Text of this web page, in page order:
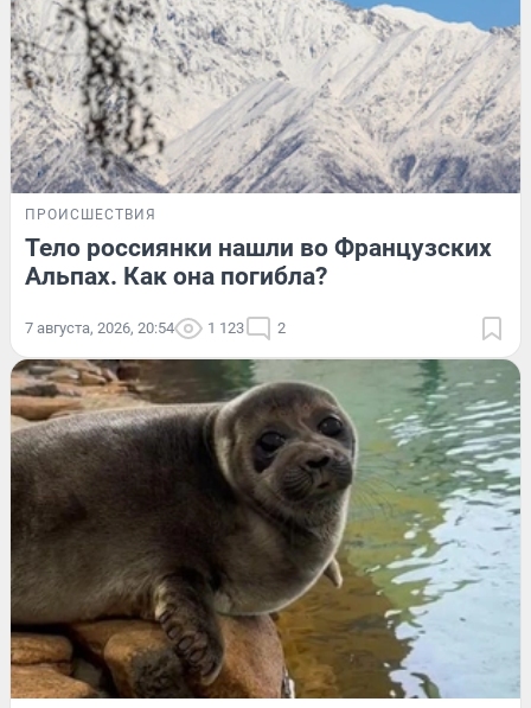
ПРОИСШЕСТВИЯ
Тело россиянки нашли во Французских
Альпах. Как она погибла?
7 августа, 2026, 20:54 1 123 2